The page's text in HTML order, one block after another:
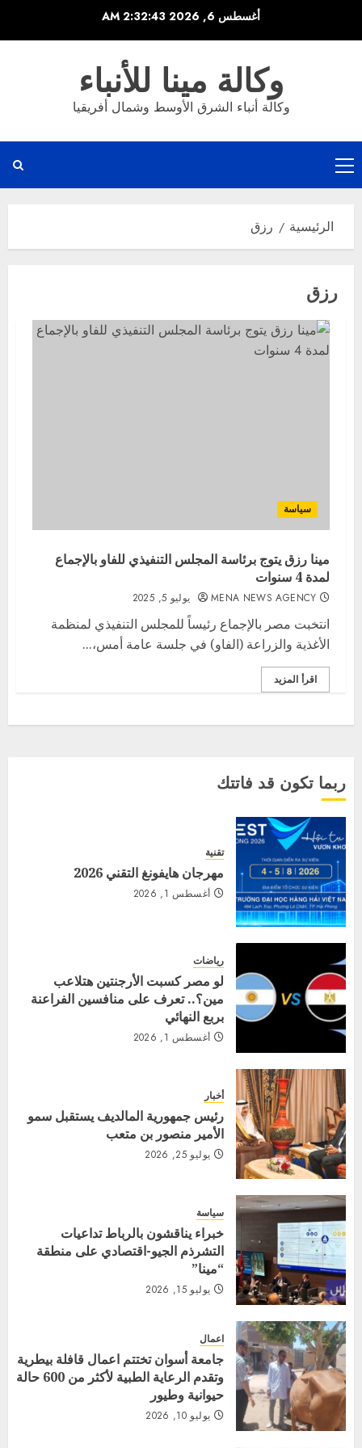
أغسطس 6, 2026 2:32:43 AM
وكالة مينا للأنباء
وكالة أنباء الشرق الأوسط وشمال أفريقيا
القائمة
الرئيسية
الرئيسية رزق
رزق
سياسة
مينا رزق يتوج برئاسة المجلس التنفيذي للفاو بالإجماع
لمدة 4 سنوات
MENA NEWS AGENCY يوليو 5, 2025
انتخبت مصر بالإجماع رئيساً للمجلس التنفيذي لمنظمة
الأغذية والزراعة (الفاو) في جلسة عامة أمس،...
اقرأ المزيد
ربما تكون قد فاتتك
تقنية
مهرجان هايفونغ التقني 2026
أغسطس 1, 2026
رياضات
لو مصر كسبت الأرجنتين هتلاعب
مين؟.. تعرف على منافسين الفراعنة
بربع النهائي
أغسطس 1, 2026
أخبار
رئيس جمهورية المالديف يستقبل سمو
الأمير منصور بن متعب
يوليو 25, 2026
سياسة
خبراء يناقشون بالرباط تداعيات
التشرذم الجيو-اقتصادي على منطقة
“مينا”
يوليو 15, 2026
اعمال
جامعة أسوان تختتم اعمال قافلة بيطرية
وتقدم الرعاية الطبية لأكثر من 600 حالة
حيوانية وطيور
يوليو 10, 2026